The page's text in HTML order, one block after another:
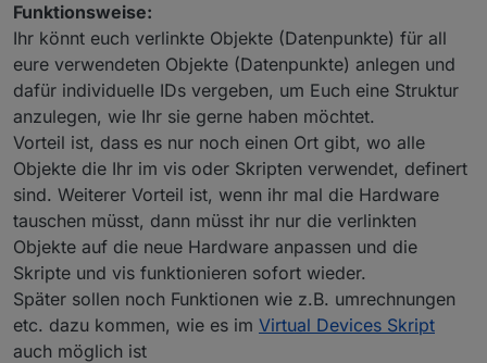
Funktionsweise:
Ihr könnt euch verlinkte Objekte (Datenpunkte) für all
eure verwendeten Objekte (Datenpunkte) anlegen und
dafür individuelle IDs vergeben, um Euch eine Struktur
anzulegen, wie Ihr sie gerne haben möchtet.
Vorteil ist, dass es nur noch einen Ort gibt, wo alle
Objekte die Ihr im vis oder Skripten verwendet, definert
sind. Weiterer Vorteil ist, wenn ihr mal die Hardware
tauschen müsst, dann müsst ihr nur die verlinkten
Objekte auf die neue Hardware anpassen und die
Skripte und vis funktionieren sofort wieder.
Später sollen noch Funktionen wie z.B. umrechnungen
etc. dazu kommen, wie es im Virtual Devices Skript
auch möglich ist